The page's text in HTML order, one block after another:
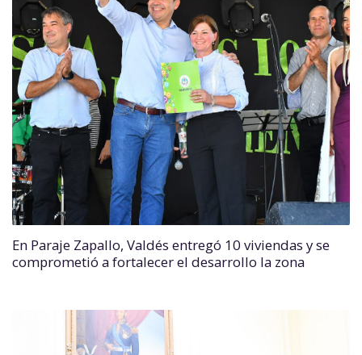
En Paraje Zapallo, Valdés entregó 10 viviendas y se
comprometió a fortalecer el desarrollo la zona